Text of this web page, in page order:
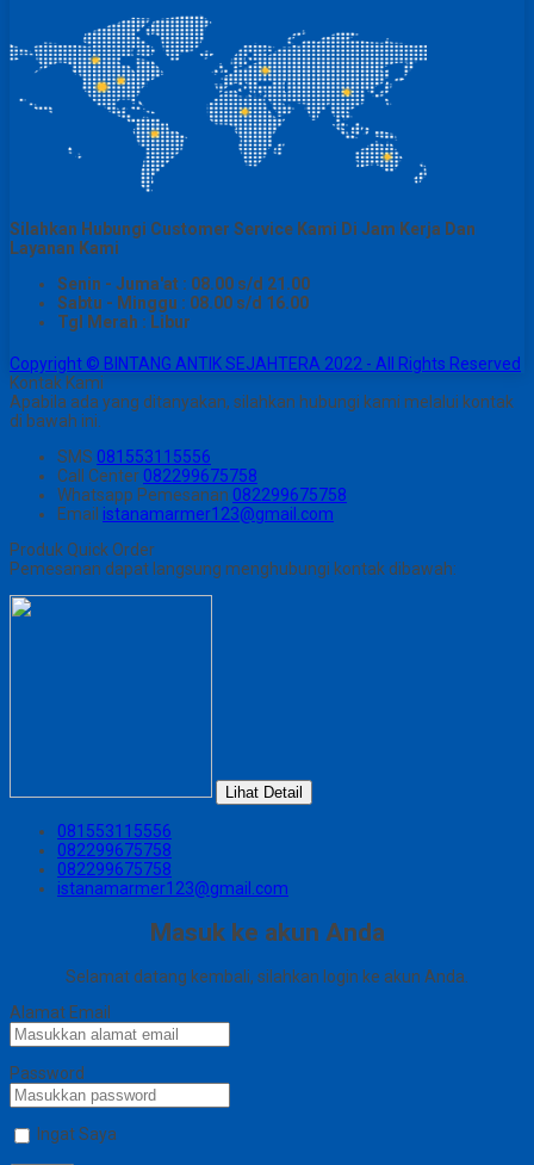
Silahkan Hubungi Customer Service Kami Di Jam Kerja Dan
Layanan Kami
Senin - Juma'at : 08.00 s/d 21.00
Sabtu - Minggu : 08.00 s/d 16.00
Tgl Merah : Libur
Copyright © BINTANG ANTIK SEJAHTERA 2022 - All Rights Reserved
Kontak Kami
Apabila ada yang ditanyakan, silahkan hubungi kami melalui kontak
di bawah ini.
SMS 081553115556
Call Center 082299675758
Whatsapp Pemesanan 082299675758
Email istanamarmer123@gmail.com
Produk Quick Order
Pemesanan dapat langsung menghubungi kontak dibawah:
Lihat Detail
081553115556
082299675758
082299675758
istanamarmer123@gmail.com
Masuk ke akun Anda
Selamat datang kembali, silahkan login ke akun Anda.
Alamat Email
Password
Ingat Saya